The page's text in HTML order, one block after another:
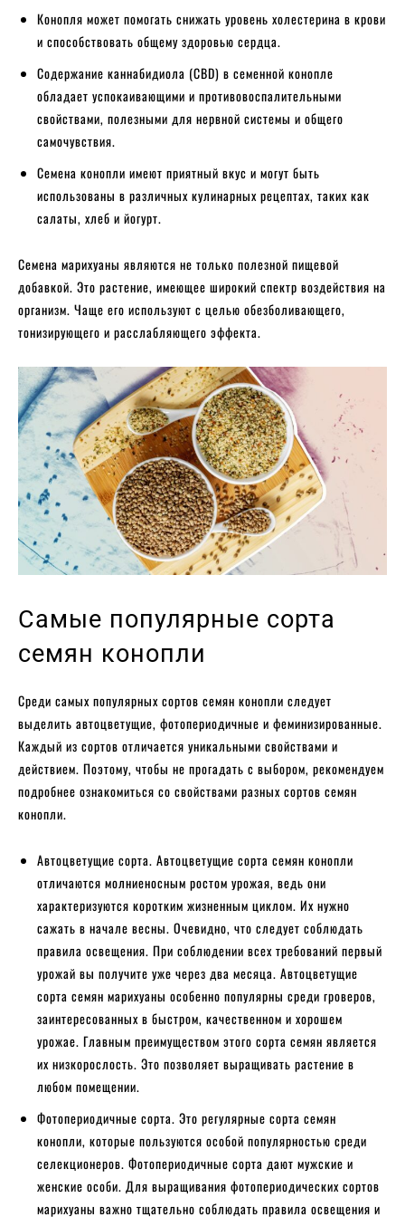
Конопля может помогать снижать уровень холестерина в крови
и способствовать общему здоровью сердца.
Содержание каннабидиола (CBD) в семенной конопле
обладает успокаивающими и противовоспалительными
свойствами, полезными для нервной системы и общего
самочувствия.
Семена конопли имеют приятный вкус и могут быть
использованы в различных кулинарных рецептах, таких как
салаты, хлеб и йогурт.
Семена марихуаны являются не только полезной пищевой
добавкой. Это растение, имеющее широкий спектр воздействия на
организм. Чаще его используют с целью обезболивающего,
тонизирующего и расслабляющего эффекта.
Самые популярные сорта
семян конопли
Среди самых популярных сортов семян конопли следует
выделить автоцветущие, фотопериодичные и феминизированные.
Каждый из сортов отличается уникальными свойствами и
действием. Поэтому, чтобы не прогадать с выбором, рекомендуем
подробнее ознакомиться со свойствами разных сортов семян
конопли.
Автоцветущие сорта. Автоцветущие сорта семян конопли
отличаются молниеносным ростом урожая, ведь они
характеризуются коротким жизненным циклом. Их нужно
сажать в начале весны. Очевидно, что следует соблюдать
правила освещения. При соблюдении всех требований первый
урожай вы получите уже через два месяца. Автоцветущие
сорта семян марихуаны особенно популярны среди гроверов,
заинтересованных в быстром, качественном и хорошем
урожае. Главным преимуществом этого сорта семян является
их низкорослость. Это позволяет выращивать растение в
любом помещении.
Фотопериодичные сорта. Это регулярные сорта семян
конопли, которые пользуются особой популярностью среди
селекционеров. Фотопериодичные сорта дают мужские и
женские особи. Для выращивания фотопериодических сортов
марихуаны важно тщательно соблюдать правила освещения и